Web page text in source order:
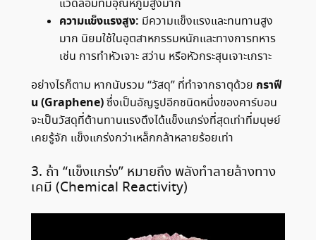
แวดล้อมที่มีอุณหภูมิสูงมาก
ความแข็งแรงสูง: มีความแข็งแรงและทนทานสูง
มาก นิยมใช้ในอุตสาหกรรมหนักและทางการทหาร
เช่น การทำหัวเจาะ สว่าน หรือหัวกระสุนเจาะเกราะ
อย่างไรก็ตาม หากนับรวม “วัสดุ” ที่ทำจากธาตุด้วย กราฟี
น (Graphene)ซึ่งเป็นอัญรูปอีกชนิดหนึ่งของคาร์บอน
จะเป็นวัสดุที่ต้านทานแรงดึงได้แข็งแกร่งที่สุดเท่าที่มนุษย์
เคยรู้จัก แข็งแกร่งกว่าเหล็กกล้าหลายร้อยเท่า
3. ถ้า “แข็งแกร่ง” หมายถึง พลังทำลายล้างทาง
เคมี (Chemical Reactivity)